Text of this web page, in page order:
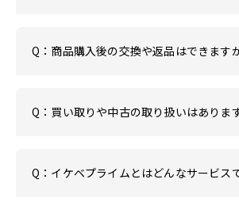
Q：商品購入後の交換や返品はできます
Q：買い取りや中古の取り扱いはありま
Q：イケベプライムとはどんなサービス